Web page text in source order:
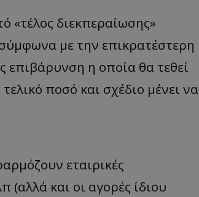
«τέλος διεκπεραίωσης»
με την επικρατέστερη
η οποία θα τεθεί
ποσό και σχέδιο μένει να
εταιρικές
και οι αγορές ίδιου